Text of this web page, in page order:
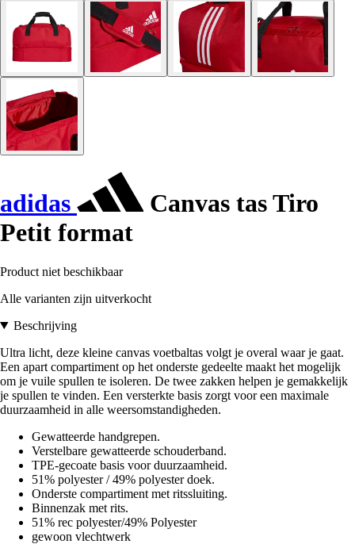
adidas
Canvas tas Tiro
Petit format
Product niet beschikbaar
Alle varianten zijn uitverkocht
Beschrijving
Ultra licht, deze kleine canvas voetbaltas volgt je overal waar je gaat.
Een apart compartiment op het onderste gedeelte maakt het mogelijk
om je vuile spullen te isoleren. De twee zakken helpen je gemakkelijk
je spullen te vinden. Een versterkte basis zorgt voor een maximale
duurzaamheid in alle weersomstandigheden.
Gewatteerde handgrepen.
Verstelbare gewatteerde schouderband.
TPE-gecoate basis voor duurzaamheid.
51% polyester / 49% polyester doek.
Onderste compartiment met ritssluiting.
Binnenzak met rits.
51% rec polyester/49% Polyester
gewoon vlechtwerk